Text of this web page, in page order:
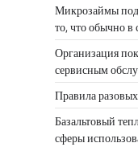
Микрозаймы
то, что обычно в
Организация
сервисным
Правила
Базальтовый
сферы